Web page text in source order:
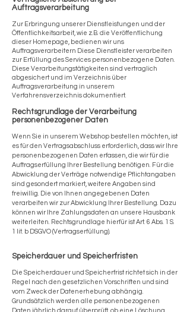
Auftragsverarbeitung
Zur Erbringung unserer Dienstleistungen und der
Öffentlichkeitsarbeit, wie z.B. die Veröffentlichung
dieser Homepage, bedienen wir uns
Auftragsverarbeitern Diese Dienstleister verarbeiten
zur Erfüllung des Services personenbezogene Daten.
Diese Verarbeitungstätigkeiten sind vertraglich
abgesichert und im Verzeichnis über
Auftragsverarbeitung in unserem
Verfahrensverzeichnis dokumentiert.
Rechtsgrundlage der Verarbeitung
personenbezogener Daten
Wenn Sie in unserem Webshop bestellen möchten, ist
es für den Vertragsabschluss erforderlich, dass wir Ihre
personenbezogenen Daten erfassen, die wir für die
Auftragserfüllung Ihrer Bestellung benötigen. Für die
Abwicklung der Verträge notwendige Pflichtangaben
sind gesondert markiert, weitere Angaben sind
freiwillig. Die von Ihnen angegebenen Daten
verarbeiten wir zur Abwicklung Ihrer Bestellung. Dazu
können wir Ihre Zahlungsdaten an unsere Hausbank
weiterleiten. Rechtsgrundlage hierfür ist Art. 6 Abs. 1 S.
1 lit. b DSGVO (Vertragserfüllung).
Speicherdauer und Speicherfristen
Die Speicherdauer und Speicherfrist richtet sich in der
Regel nach den gesetzlichen Vorschriften und sind
vom Zweck der Datenerhebung abhängig.
Grundsätzlich werden alle personenbezogenen
Daten jährlich darauf überprüft, ob eine Löschung